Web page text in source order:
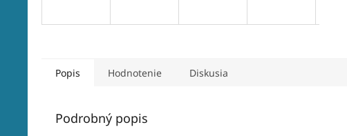
Popis Hodnotenie Diskusia
Podrobný popis